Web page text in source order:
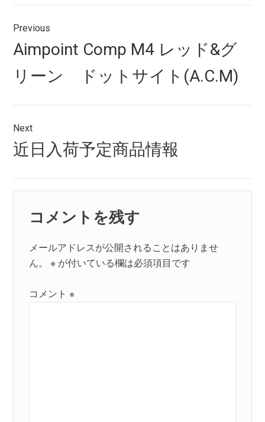
投
稿
ナ
ビ
ゲ
ー
シ
ョ
ン
Previous
Previous
post:
Aimpoint Comp M4 レッド&グ
リーン ドットサイト(A.C.M)
Next
Next
post:
近日入荷予定商品情報
コメントを残す
メールアドレスが公開されることはありませ
ん。
※ が付いている欄は必須項目です
コメント※